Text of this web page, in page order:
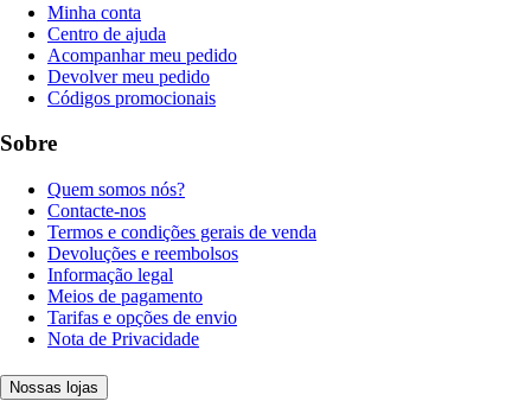
Minha conta
Centro de ajuda
Acompanhar meu pedido
Devolver meu pedido
Códigos promocionais
Sobre
Quem somos nós?
Contacte-nos
Termos e condições gerais de venda
Devoluções e reembolsos
Informação legal
Meios de pagamento
Tarifas e opções de envio
Nota de Privacidade
Nossas lojas